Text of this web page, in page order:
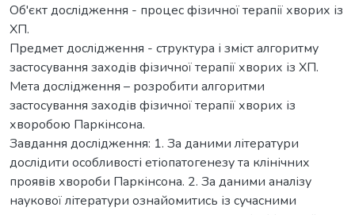
Об'єкт дослідження - процес фізичної терапії хворих із
ХП.
Предмет дослідження - структура і зміст алгоритму
застосування заходів фізичної терапії хворих із ХП.
Мета дослідження – розробити алгоритми
застосування заходів фізичної терапії хворих із
хворобою Паркінсона.
Завдання дослідження: 1. За даними літератури
дослідити особливості етіопатогенезу та клінічних
проявів хвороби Паркінсона. 2. За даними аналізу
наукової літератури ознайомитись із сучасними